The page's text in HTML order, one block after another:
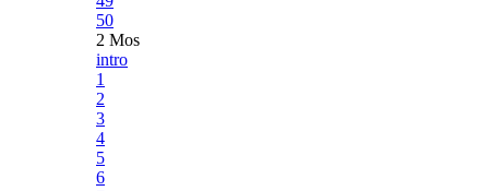
50
2 Mos
intro
1
2
3
4
5
6